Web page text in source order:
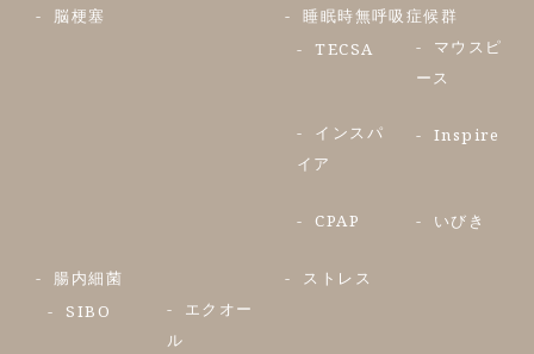
脳梗塞
睡眠時無呼吸症候群
TECSA
マウスピ
ース
インスパ
イア
Inspire
CPAP いびき
腸内細菌
SIBO
エクオー
ル
ストレス